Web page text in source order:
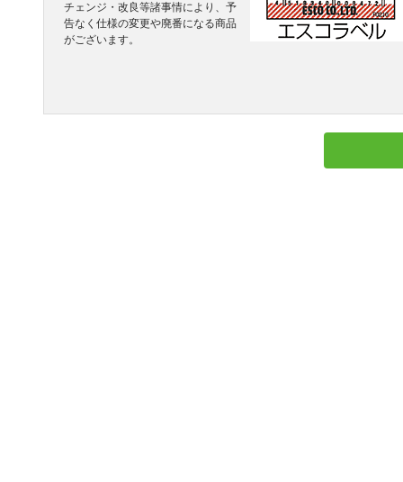
チェンジ・改良等諸事情により、予
告なく仕様の変更や廃番になる商品
がございます。